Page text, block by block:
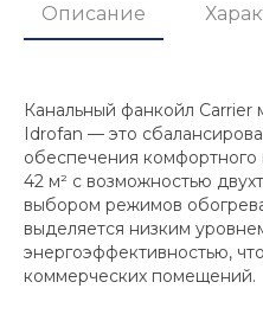
Описание
Канальный фанкойл Carrier
Idrofan — это
обеспечения
42 м² с возможностью
выбором режимов
выделяется низким
энергоэффективностью,
коммерческих помещений.